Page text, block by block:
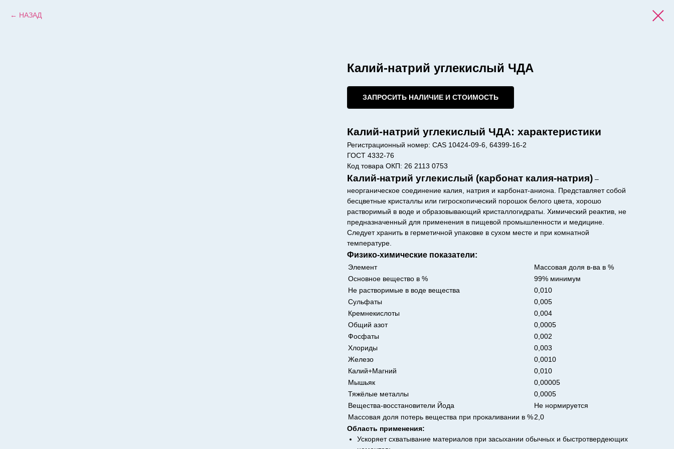
НАЗАД
Калий-натрий углекислый ЧДА
ЗАПРОСИТЬ НАЛИЧИЕ И СТОИМОСТЬ
Калий-натрий углекислый ЧДА: характеристики
Регистрационный номер: CAS 10424-09-6, 64399-16-2
ГОСТ 4332-76
Код товара ОКП: 26 2113 0753
Калий-натрий углекислый (карбонат калия-натрия) –
неорганическое соединение калия, натрия и карбонат-аниона. Представляет собой
бесцветные кристаллы или гигроскопический порошок белого цвета, хорошо
растворимый в воде и образовывающий кристаллогидраты. Химический реактив, не
предназначенный для применения в пищевой промышленности и медицине.
Следует хранить в герметичной упаковке в сухом месте и при комнатной
температуре.
Физико-химические показатели:
Элемент
Массовая доля в-ва в %
Основное вещество в %
99% минимум
Не растворимые в воде вещества
0,010
Сульфаты
0,005
Кремнекислоты
0,004
Общий азот
0,0005
Фосфаты
0,002
Хлориды
0,003
Железо
0,0010
Калий+Магний
0,010
Мышьяк
0,00005
Тяжёлые металлы
0,0005
Вещества-восстановители Йода
Не нормируется
Массовая доля потерь вещества при прокаливании в %2,0
Область применения:
Ускоряет схватывание материалов при засыхании обычных и быстротвердеющих